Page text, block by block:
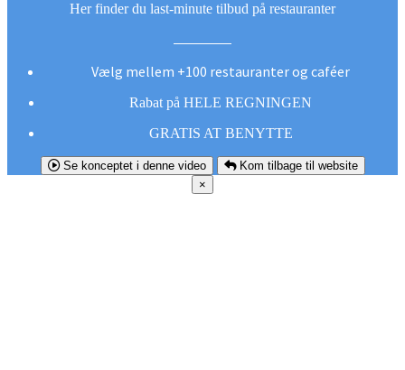
Her finder du last-minute tilbud på restauranter
Vælg mellem +100 restauranter og caféer
Rabat på HELE REGNINGEN
GRATIS AT BENYTTE
Se konceptet i denne video
Kom tilbage til website
×